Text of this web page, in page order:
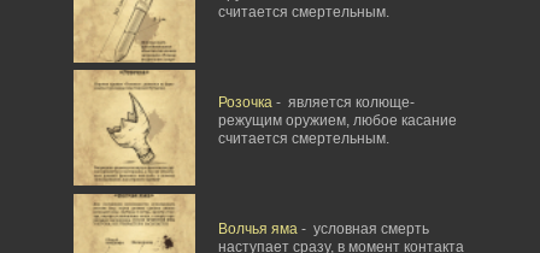
считается смертельным.
Розочка- является колюще-
режущим оружием, любое касание
считается смертельным.
Волчья яма- условная смерть
наступает сразу, в момент контакта